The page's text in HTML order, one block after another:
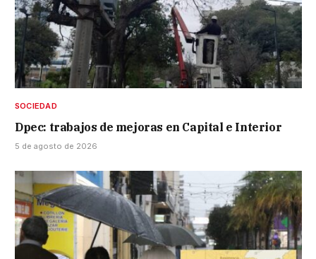
SOCIEDAD
Dpec: trabajos de mejoras en Capital e Interior
5 de agosto de 2026